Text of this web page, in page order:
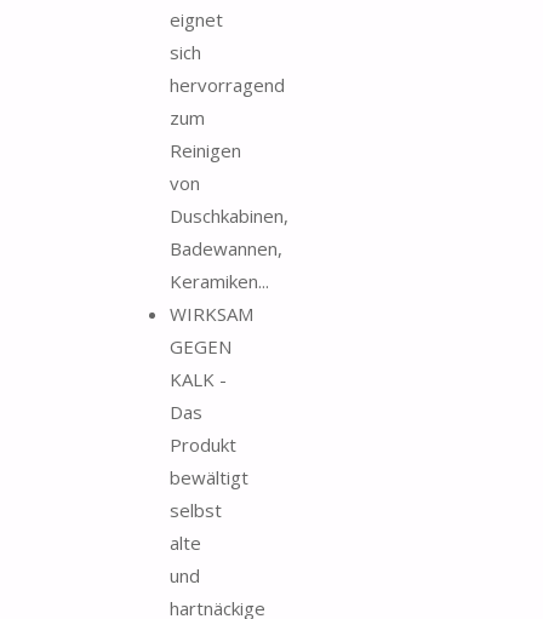
eignet
sich
hervorragend
zum
Reinigen
von
Duschkabinen,
Badewannen,
Keramiken...
WIRKSAM
GEGEN
KALK -
Das
Produkt
bewältigt
selbst
alte
und
hartnäckige